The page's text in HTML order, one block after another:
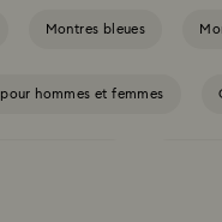
Montres bleues
hommes et femmes